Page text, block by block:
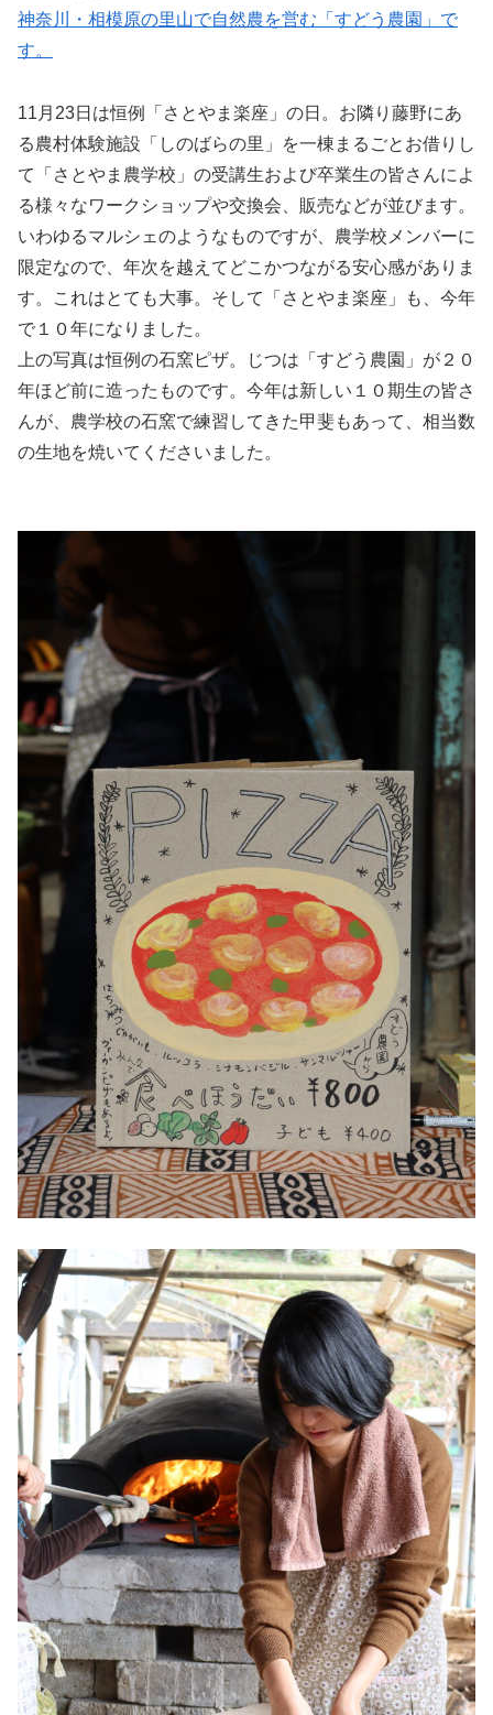
神奈川・相模原の里山で自然農を営む「すどう農園」で
す。
11月23日は恒例「さとやま楽座」の日。お隣り藤野にあ
る農村体験施設「しのばらの里」を一棟まるごとお借りし
て「さとやま農学校」の受講生および卒業生の皆さんによ
る様々なワークショップや交換会、販売などが並びます。
いわゆるマルシェのようなものですが、農学校メンバーに
限定なので、年次を越えてどこかつながる安心感がありま
す。これはとても大事。そして「さとやま楽座」も、今年
で１０年になりました。
上の写真は恒例の石窯ピザ。じつは「すどう農園」が２０
年ほど前に造ったものです。今年は新しい１０期生の皆さ
んが、農学校の石窯で練習してきた甲斐もあって、相当数
の生地を焼いてくださいました。